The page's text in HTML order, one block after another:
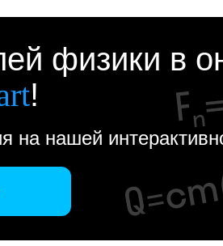
физики в
!
на нашей